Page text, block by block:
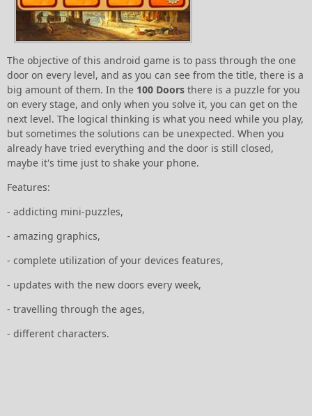
The objective of this android game is to pass through the one
door on every level, and as you can see from the title, there is a
big amount of them. In the 100 Doors there is a puzzle for you
on every stage, and only when you solve it, you can get on the
next level. The logical thinking is what you need while you play,
but sometimes the solutions can be unexpected. When you
already have tried everything and the door is still closed,
maybe it's time just to shake your phone.
Features:
- addicting mini-puzzles,
- amazing graphics,
- complete utilization of your devices features,
- updates with the new doors every week,
- travelling through the ages,
- different characters.